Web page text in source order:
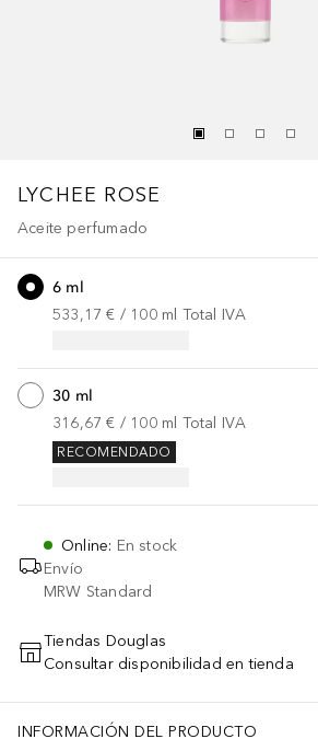
LYCHEE ROSE
Aceite perfumado
6 ml
533,17 € / 100 ml Total IVA
30 ml
316,67 € / 100 ml Total IVA
RECOMENDADO
Online: En stock
Envío
MRW Standard
AÑADIR AL CARRITO
Tiendas Douglas
Consultar disponibilidad en tienda
INFORMACIÓN DEL PRODUCTO